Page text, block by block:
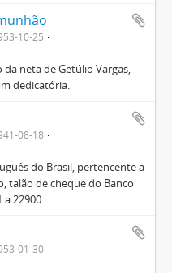
10-25
neta de Getúlio Vargas,
dedicatória.
08-18
do Brasil, pertencente a
talão de cheque do Banco
a 22900
01-30